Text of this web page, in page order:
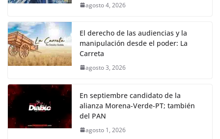
agosto 4, 2026
El derecho de las audiencias y la
manipulación desde el poder: La
Carreta
agosto 3, 2026
En septiembre candidato de la
alianza Morena-Verde-PT; también
del PAN
agosto 1, 2026